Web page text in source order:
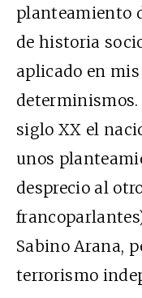
planteamiento
de historia
aplicado en
siglo XX el
unos
desprecio al
Sabino Arana,
terrorismo